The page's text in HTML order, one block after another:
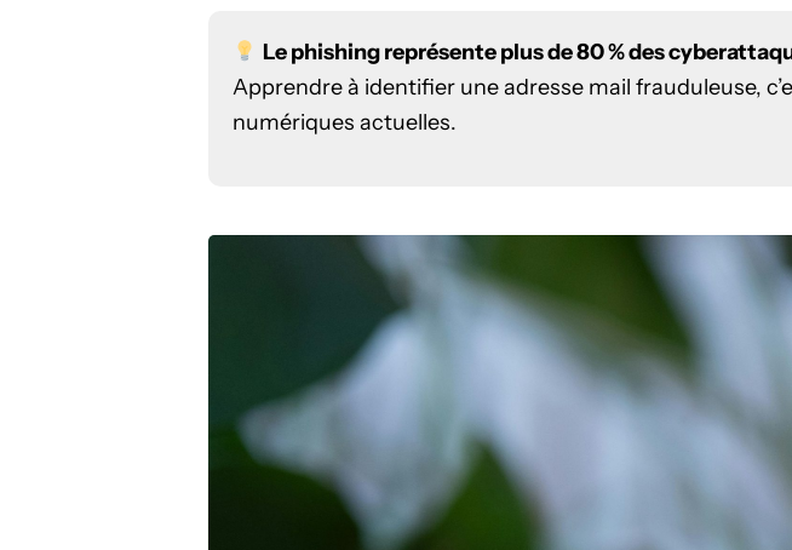
Le phishing représente plus de 80 % des
Apprendre à identifier une adresse mail frauduleuse,
numériques actuelles.